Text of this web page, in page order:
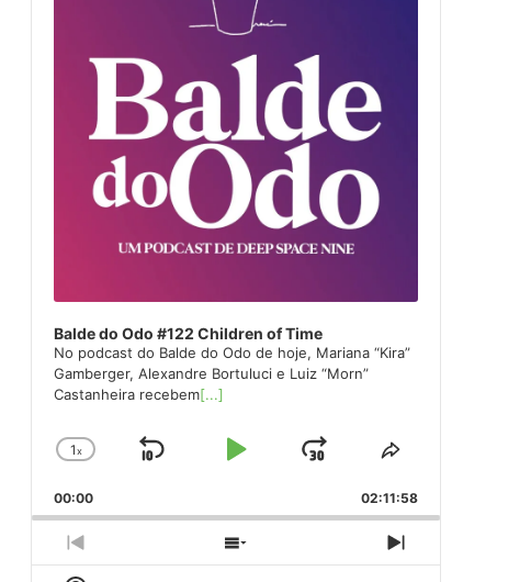
Balde do Odo #122 Children of Time
No podcast do Balde do Odo de hoje, Mariana “Kira”
Gamberger, Alexandre Bortuluci e Luiz “Morn”
Castanheira recebem[...]
Change
Rate
1x
Skip
Play
Jump
Forward
Share
Episode
00:00 02:11:58
Previous
Episode
Show
Next